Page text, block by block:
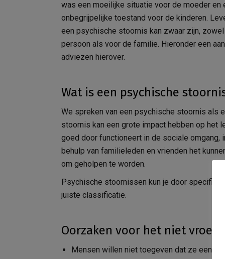
was een moeilijke situatie voor de moeder en
onbegrijpelijke toestand voor de kinderen.
een psychische stoornis kan zwaar zijn,
persoon als voor de familie. Hieronder een
adviezen hierover.
Wat is een psychische
We spreken van een psychische stoornis als
stoornis kan een grote impact hebben op het
goed door functioneert in de sociale omgang,
behulp van familieleden en vrienden het
om geholpen te worden.
Psychische stoornissen kun je door
juiste classificatie.
Oorzaken voor het niet
Mensen willen niet toegeven dat ze een